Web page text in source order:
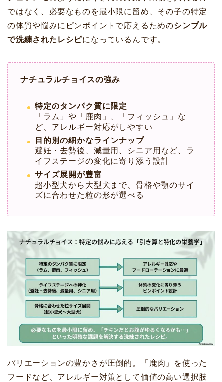
ではなく、必要なものを最小限に留め、その子の特定
の体質や悩みにピンポイントで応えるためのシンプル
で洗練されたレシピになっているんです。
ナチュラルチョイスの強み
特定のタンパク質に限定
「ラム」や「鹿肉」、「フィッシュ」な
ど、アレルギー対応がしやすい
目的別の細かなラインナップ
避妊・去勢後、減量用、シニア用など、ラ
イフステージの変化に寄り添う設計
サイズ展開が豊富
超小型犬から大型犬まで、骨格や顎のサイ
ズに合わせた粒の形が選べる
バリエーションの豊かさが圧倒的。「鹿肉」を使った
フードなど、アレルギー対策として価値の高い選択肢